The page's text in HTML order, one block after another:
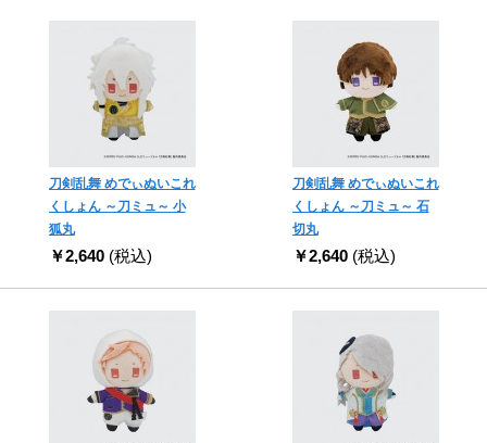
刀剣乱舞 めでぃぬいこれ
くしょん ～刀ミュ～ 小
狐丸
￥2,640 (税込)
刀剣乱舞 めでぃぬいこれ
くしょん ～刀ミュ～ 石
切丸
￥2,640 (税込)